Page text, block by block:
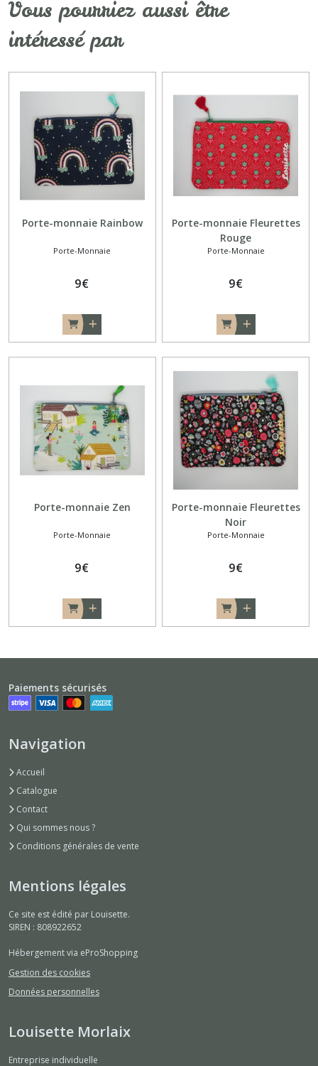
Vous pourriez aussi être
intéressé par
Porte-monnaie Rainbow
Porte-Monnaie
9€
Porte-monnaie Fleurettes
Rouge
Porte-Monnaie
9€
Porte-monnaie Zen
Porte-Monnaie
9€
Porte-monnaie Fleurettes
Noir
Porte-Monnaie
9€
Paiements sécurisés
Navigation
Accueil
Catalogue
Contact
Qui sommes nous ?
Conditions générales de vente
Mentions légales
Ce site est édité par Louisette.
SIREN : 808922652
Hébergement via eProShopping
Gestion des cookies
Données personnelles
Louisette Morlaix
Entreprise individuelle